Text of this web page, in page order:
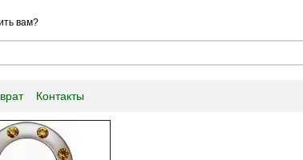
вам?
Контакты